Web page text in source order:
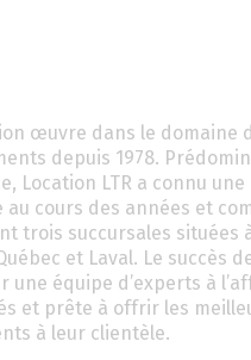
œuvre dans le domaine
depuis 1978.
Location LTR a connu
au cours des années et
trois succursales situées
et Laval. Le succès
une équipe d’experts à
et prête à offrir les
à leur clientèle.